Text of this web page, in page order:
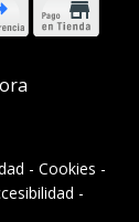
- Cookies -
-